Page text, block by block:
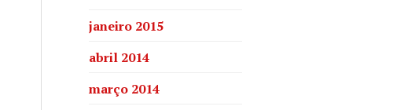
janeiro 2015
abril 2014
março 2014